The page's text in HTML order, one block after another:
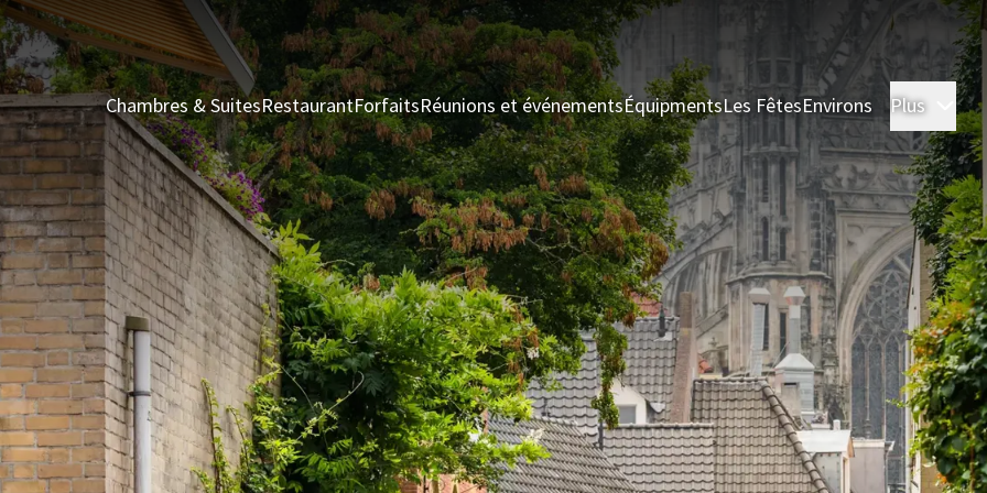
Chambres & SuitesRestaurantForfaitsRéunions et événementsÉquipmentsLes FêtesEnvirons Plus